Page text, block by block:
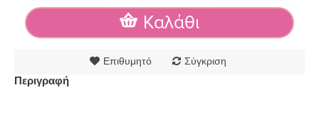
Καλάθι
Επιθυμητό Σύγκριση
Περιγραφή